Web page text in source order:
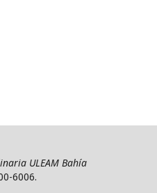
ULEAM Bahía
6006.